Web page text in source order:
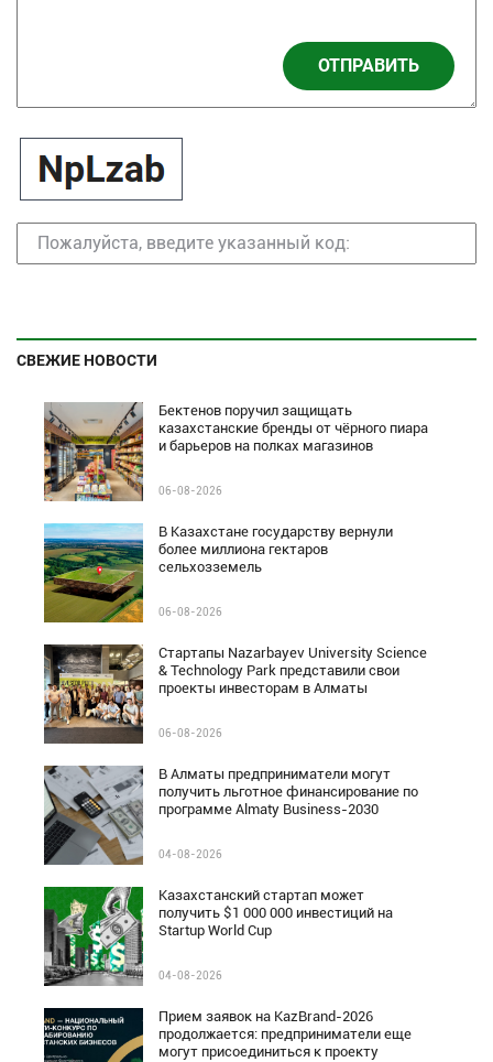
ОТПРАВИТЬ
СВЕЖИЕ НОВОСТИ
Бектенов поручил защищать
казахстанские бренды от чёрного пиара
и барьеров на полках магазинов
06-08-2026
В Казахстане государству вернули
более миллиона гектаров
сельхозземель
06-08-2026
Стартапы Nazarbayev University Science
& Technology Park представили свои
проекты инвесторам в Алматы
06-08-2026
В Алматы предприниматели могут
получить льготное финансирование по
программе Almaty Business-2030
04-08-2026
Казахстанский стартап может
получить $1 000 000 инвестиций на
Startup World Cup
04-08-2026
Прием заявок на KazBrand-2026
продолжается: предприниматели еще
могут присоединиться к проекту